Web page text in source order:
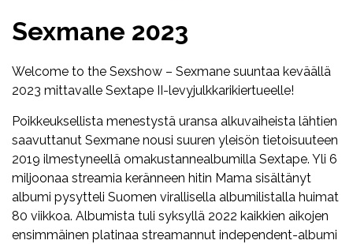
Sexmane 2023
Welcome to the Sexshow – Sexmane suuntaa keväällä
2023 mittavalle Sextape II-levyjulkkarikiertueelle!
Poikkeuksellista menestystä uransa alkuvaiheista lähtien
saavuttanut Sexmane nousi suuren yleisön tietoisuuteen
2019 ilmestyneellä omakustannealbumilla Sextape. Yli 6
miljoonaa streamia keränneen hitin Mama sisältänyt
albumi pysytteli Suomen virallisella albumilistalla huimat
80 viikkoa. Albumista tuli syksyllä 2022 kaikkien aikojen
ensimmäinen platinaa streamannut independent-albumi